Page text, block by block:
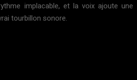
implacable, et la voix ajoute une
tourbillon sonore.